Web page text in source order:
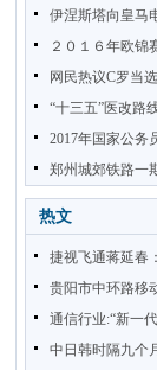
伊涅斯塔向皇马
２０１６年欧锦
网民热议C罗当
“十三五”医改路
2017年国家公务
郑州城郊铁路一
热文
捷视飞通蒋延春
贵阳市中环路移
通信行业:“新一
中日韩时隔九个